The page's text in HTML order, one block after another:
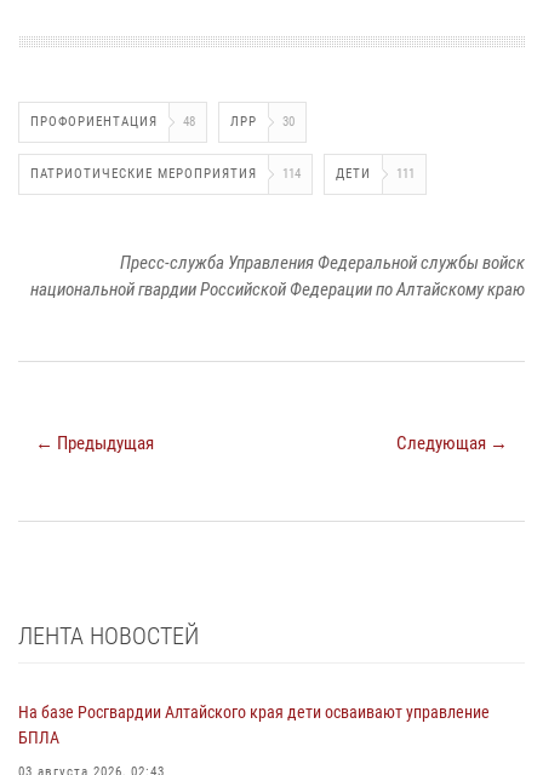
ПРОФОРИЕНТАЦИЯ 48 ЛРР 30
ПАТРИОТИЧЕСКИЕ МЕРОПРИЯТИЯ 114 ДЕТИ 111
Пресс-служба Управления Федеральной службы войск
национальной гвардии Российской Федерации по Алтайскому краю
← Предыдущая Следующая →
ЛЕНТА НОВОСТЕЙ
На базе Росгвардии Алтайского края дети осваивают управление
БПЛА